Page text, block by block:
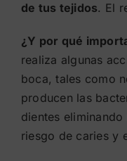
de tus tejidos. El
¿Y por qué
realiza algunas
boca, tales como
producen las
dientes
riesgo de caries y